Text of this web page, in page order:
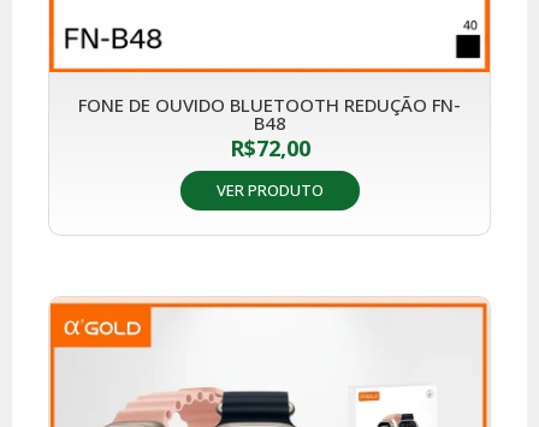
FONE DE OUVIDO BLUETOOTH REDUÇÃO FN-
B48
R$72,00
VER PRODUTO